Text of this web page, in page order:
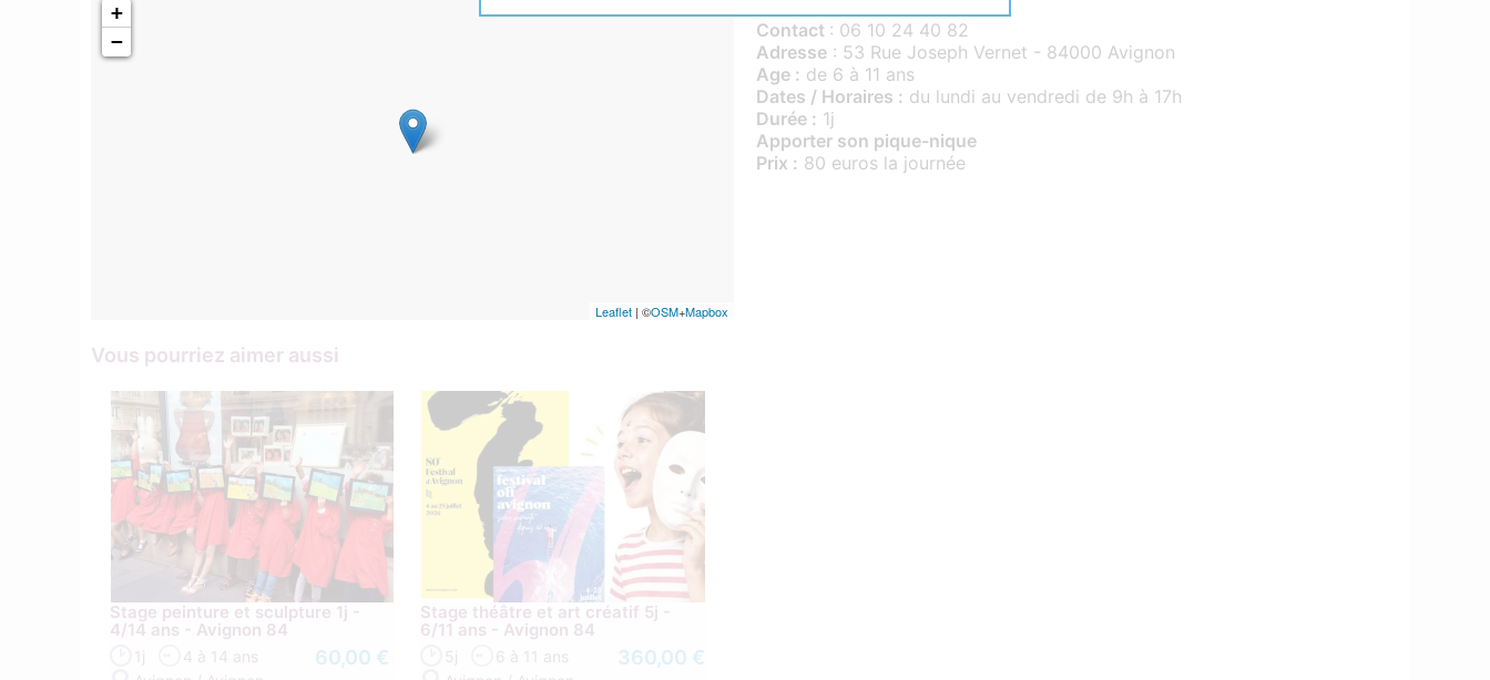
Contact : 06 10 24 40 82
Adresse : 53 Rue Joseph Vernet - 84000 Avignon
Age : de 6 à 11 ans
Dates / Horaires : du lundi au vendredi de 9h à 17h
Durée : 1j
Apporter son pique-nique
Prix : 80 euros la journée
+
−
Leaflet | ©OSM+Mapbox
Vous pourriez aimer aussi
Stage peinture et sculpture 1j -
4/14 ans - Avignon 84
1j
4 à 14 ans
60,00 €
Stage théâtre et art créatif 5j -
6/11 ans - Avignon 84
5j
6 à 11 ans
360,00 €